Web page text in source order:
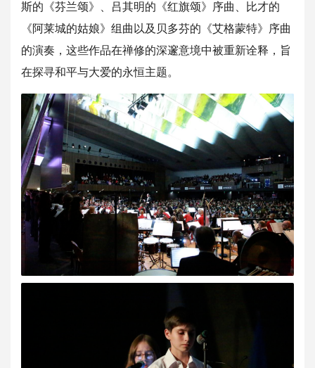
斯的《芬兰颂》、吕其明的《红旗颂》序曲、比才的
《阿莱城的姑娘》组曲以及贝多芬的《艾格蒙特》序曲
的演奏，这些作品在禅修的深邃意境中被重新诠释， 旨
在探寻和平与大爱的永恒主题。